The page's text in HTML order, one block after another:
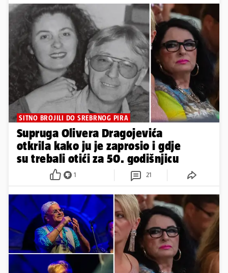
SITNO BROJILI DO SREBRNOG PIRA
Supruga Olivera Dragojevića
otkrila kako ju je zaprosio i gdje
su trebali otići za 50. godišnjicu
1 21